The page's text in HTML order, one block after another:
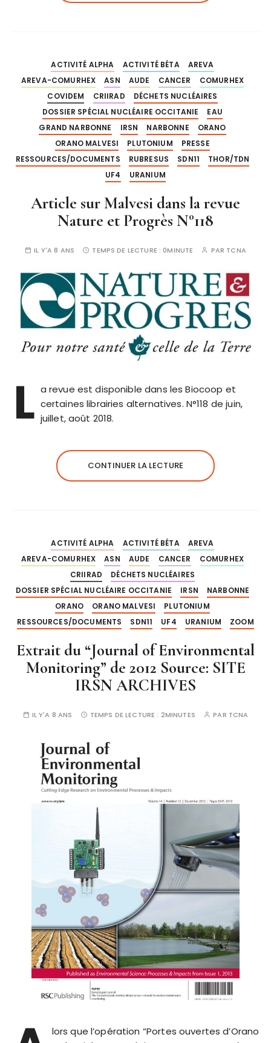
ACTIVITÉ ALPHA ACTIVITÉ BÉTA
AREVA
AREVA-COMURHEX
ASN AUDE CANCER
COMURHEX
COVIDEM
CRIIRAD
DÉCHETS NUCLÉAIRES
DOSSIER SPÉCIAL NUCLÉAIRE OCCITANIE
EAU
GRAND NARBONNE
IRSN NARBONNE
ORANO
ORANO MALVESI
PLUTONIUM
PRESSE
RESSOURCES/DOCUMENTS
RUBRESUS SDN11
THOR/TDN
UF4
URANIUM
Article sur Malvesi dans la revue
Nature et Progrès N°118
IL Y'A 8 ANS TEMPS DE LECTURE : 0MINUTE PAR TCNA
L a revue est disponible dans les Biocoop et
certaines librairies alternatives. N°118 de juin,
juillet, août 2018.
CONTINUER LA LECTURE
ACTIVITÉ ALPHA ACTIVITÉ BÉTA
AREVA
AREVA-COMURHEX
ASN AUDE CANCER
COMURHEX
CRIIRAD
DÉCHETS NUCLÉAIRES
DOSSIER SPÉCIAL NUCLÉAIRE OCCITANIE
IRSN
NARBONNE
ORANO
ORANO MALVESI
PLUTONIUM
RESSOURCES/DOCUMENTS
SDN11 UF4 URANIUM ZOOM
Extrait du “Journal of Environmental
Monitoring” de 2012 Source: SITE
IRSN ARCHIVES
IL Y'A 8 ANS TEMPS DE LECTURE : 2MINUTES PAR TCNA
lors que l’opération “Portes ouvertes d’Orano